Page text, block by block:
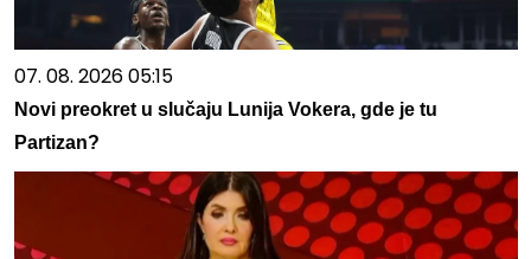
07. 08. 2026 05:15
Novi preokret u slučaju Lunija Vokera, gde je tu
Partizan?